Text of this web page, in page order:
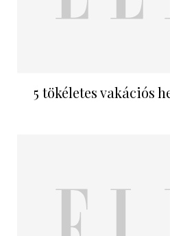
5 tökéletes vakációs